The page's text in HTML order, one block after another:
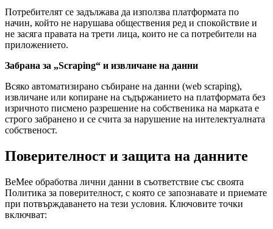
Потребителят се задължава да използва платформата по
начин, който не нарушава обществения ред и спокойствие и
не засяга правата на трети лица, които не са потребители на
приложението.
Забрана за „Scraping“ и извличане на данни
Всяко автоматизирано събиране на данни (web scraping),
извличане или копиране на съдържанието на платформата без
изричното писмено разрешение на собственика на марката е
строго забранено и се счита за нарушение на интелектуалната
собственост.
Поверителност и защита на данните
BeMee обработва лични данни в съответствие със своята
Политика за поверителност, с която се запознавате и приемате
при потвърждаването на тези условия. Ключовите точки
включват: